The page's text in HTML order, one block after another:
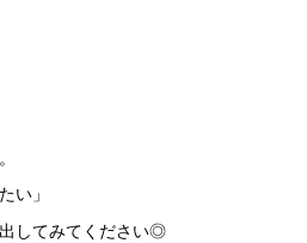
い」
してみてください◎